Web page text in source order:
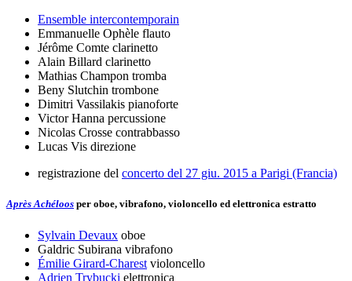
Ensemble intercontemporain
Emmanuelle Ophèle flauto
Jérôme Comte clarinetto
Alain Billard clarinetto
Mathias Champon tromba
Beny Slutchin trombone
Dimitri Vassilakis pianoforte
Victor Hanna percussione
Nicolas Crosse contrabbasso
Lucas Vis direzione
registrazione del concerto del 27 giu. 2015 a Parigi (Francia)
Après Achéloos per oboe, vibrafono, violoncello ed elettronica estratto
Sylvain Devaux oboe
Galdric Subirana vibrafono
Émilie Girard-Charest violoncello
Adrien Trybucki elettronica